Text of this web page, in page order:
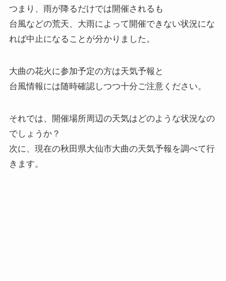
つまり、雨が降るだけでは開催されるも
台風などの荒天、大雨によって開催できない状況にな
れば中止になることが分かりました。
大曲の花火に参加予定の方は天気予報と
台風情報には随時確認しつつ十分ご注意ください。
それでは、開催場所周辺の天気はどのような状況なの
でしょうか？
次に、現在の秋田県大仙市大曲の天気予報を調べて行
きます。